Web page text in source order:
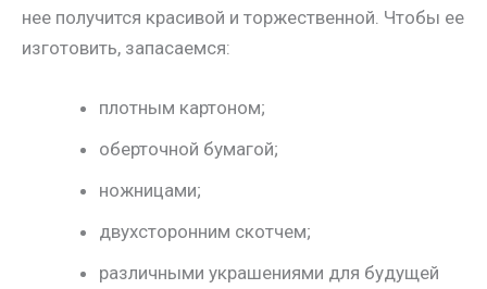
нее получится красивой и торжественной. Чтобы ее
изготовить, запасаемся:
плотным картоном;
оберточной бумагой;
ножницами;
двухсторонним скотчем;
различными украшениями для будущей